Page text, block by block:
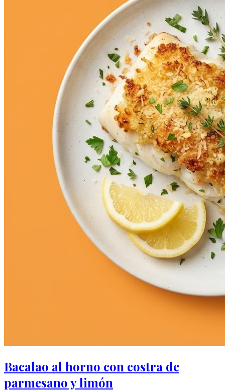
Bacalao al horno con costra de
parmesano y limón